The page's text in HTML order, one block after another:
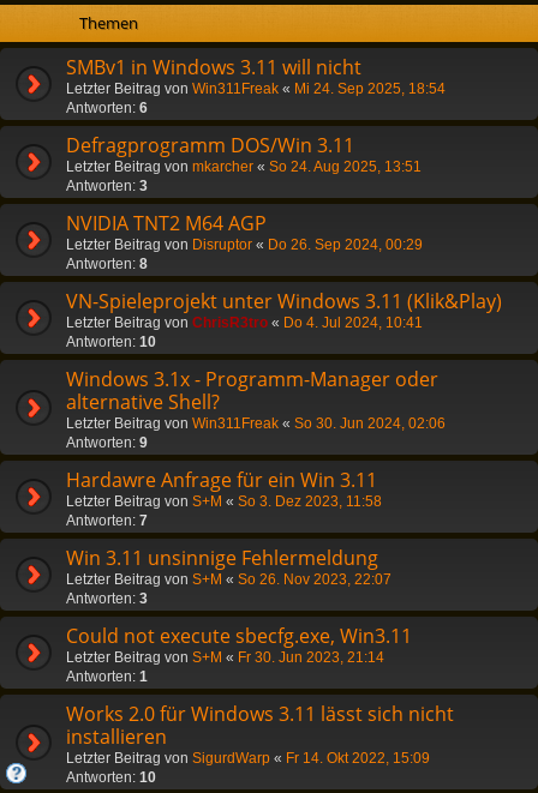
Themen
SMBv1 in Windows 3.11 will nicht
Letzter Beitrag von Win311Freak « Mi 24. Sep 2025, 18:54
Antworten: 6
Defragprogramm DOS/Win 3.11
Letzter Beitrag von mkarcher « So 24. Aug 2025, 13:51
Antworten: 3
NVIDIA TNT2 M64 AGP
Letzter Beitrag von Disruptor « Do 26. Sep 2024, 00:29
Antworten: 8
VN-Spieleprojekt unter Windows 3.11 (Klik&Play)
Letzter Beitrag von ChrisR3tro « Do 4. Jul 2024, 10:41
Antworten: 10
Windows 3.1x - Programm-Manager oder
alternative Shell?
Letzter Beitrag von Win311Freak « So 30. Jun 2024, 02:06
Antworten: 9
Hardawre Anfrage für ein Win 3.11
Letzter Beitrag von S+M « So 3. Dez 2023, 11:58
Antworten: 7
Win 3.11 unsinnige Fehlermeldung
Letzter Beitrag von S+M « So 26. Nov 2023, 22:07
Antworten: 3
Could not execute sbecfg.exe, Win3.11
Letzter Beitrag von S+M « Fr 30. Jun 2023, 21:14
Antworten: 1
Works 2.0 für Windows 3.11 lässt sich nicht
installieren
Letzter Beitrag von SigurdWarp « Fr 14. Okt 2022, 15:09
Antworten: 10